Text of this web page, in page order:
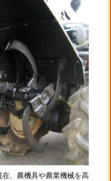
、農機具や農業機械を高